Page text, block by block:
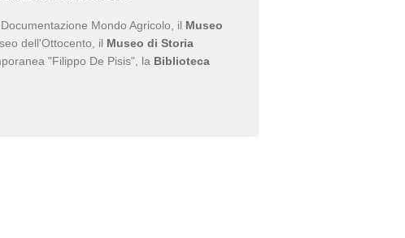
Mondo Agricolo, il Museo
dell'Ottocento, il Museo di Storia
"Filippo De Pisis", la Biblioteca